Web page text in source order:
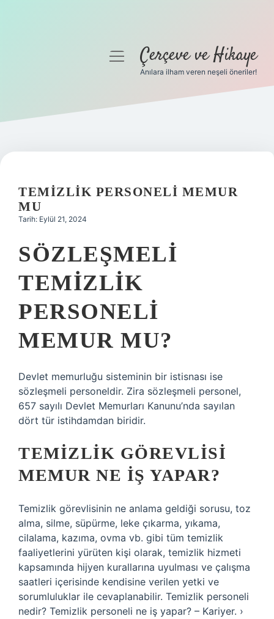
Gizlilik Politikası
Yasal Uyarı
menüyüÇerçeve ve Hikaye
Anılara ilham veren neşeli öneriler!
TEMIZLIK PERSONELI MEMUR
MU
Tarih: Eylül 21, 2024
SÖZLEŞMELI
TEMIZLIK
PERSONELI
MEMUR MU?
Devlet memurluğu sisteminin bir istisnası ise
sözleşmeli personeldir. Zira sözleşmeli personel,
657 sayılı Devlet Memurları Kanunu’nda sayılan
dört tür istihdamdan biridir.
TEMIZLIK GÖREVLISI
MEMUR NE IŞ YAPAR?
Temizlik görevlisinin ne anlama geldiği sorusu, toz
alma, silme, süpürme, leke çıkarma, yıkama,
cilalama, kazıma, ovma vb. gibi tüm temizlik
faaliyetlerini yürüten kişi olarak, temizlik hizmeti
kapsamında hijyen kurallarına uyulması ve çalışma
saatleri içerisinde kendisine verilen yetki ve
sorumluluklar ile cevaplanabilir. Temizlik personeli
nedir? Temizlik personeli ne iş yapar? – Kariyer. ›